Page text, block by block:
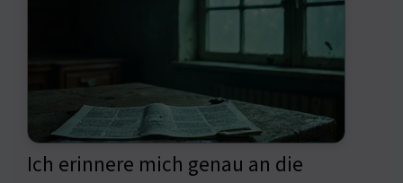
Ich erinnere mich genau an die